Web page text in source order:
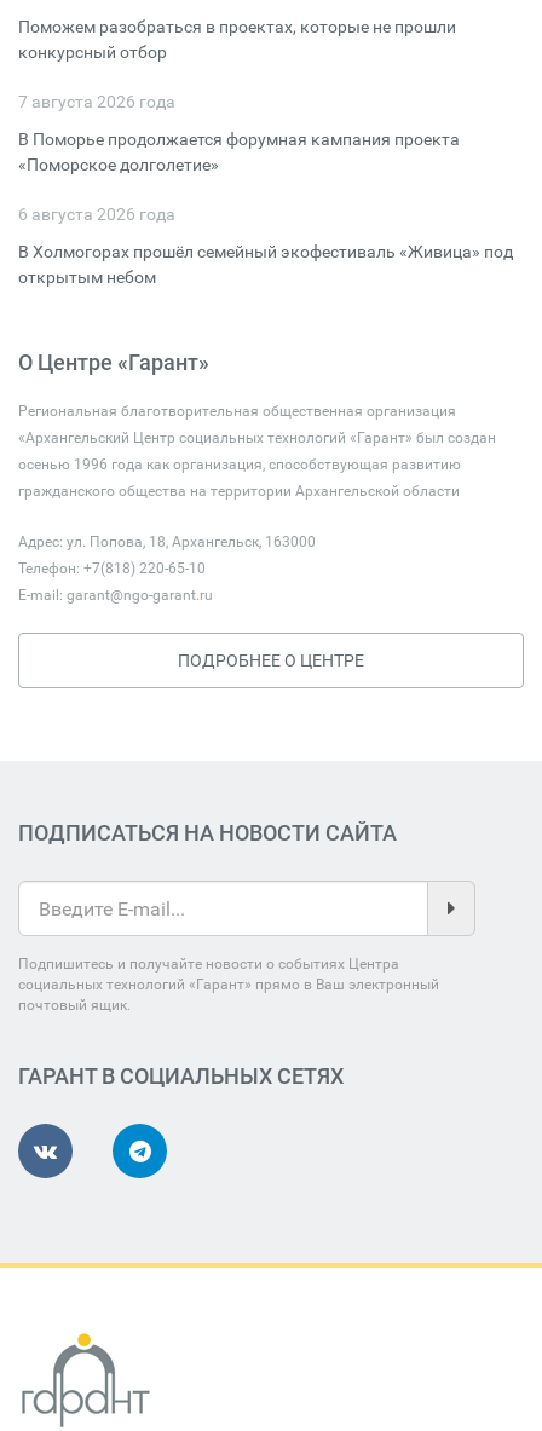
Поможем разобраться в проектах, которые не прошли
конкурсный отбор
7 августа 2026 года
В Поморье продолжается форумная кампания проекта
«Поморское долголетие»
6 августа 2026 года
В Холмогорах прошёл семейный экофестиваль «Живица» под
открытым небом
О Центре «Гарант»
Региональная благотворительная общественная организация
«Архангельский Центр социальных технологий «Гарант» был создан
осенью 1996 года как организация, способствующая развитию
гражданского общества на территории Архангельской области
Адрес: ул. Попова, 18, Архангельск, 163000
Телефон: +7(818) 220-65-10
E-mail: garant@ngo-garant.ru
ПОДРОБНЕЕ О ЦЕНТРЕ
ПОДПИСАТЬСЯ НА НОВОСТИ САЙТА
Подпишитесь и получайте новости о событиях Центра
социальных технологий «Гарант» прямо в Ваш электронный
почтовый ящик.
ГАРАНТ В СОЦИАЛЬНЫХ СЕТЯХ